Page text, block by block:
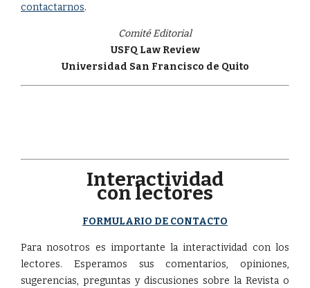
contactarnos.
Comité Editorial
USFQ Law Review
Universidad San Francisco de Quito
Interactividad
con lectores
FORMULARIO DE CONTACTO
Para nosotros es importante la interactividad con los
lectores. Esperamos sus comentarios, opiniones,
sugerencias, preguntas y discusiones sobre la Revista o